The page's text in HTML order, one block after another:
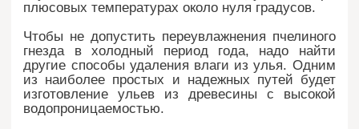
плюсовых температурах около нуля градусов.
Чтобы не допустить переувлажнения пчелиного
гнезда в холодный период года, надо найти
другие способы удаления влаги из улья. Одним
из наиболее простых и надежных путей будет
изготовление ульев из древесины с высокой
водопроницаемостью.